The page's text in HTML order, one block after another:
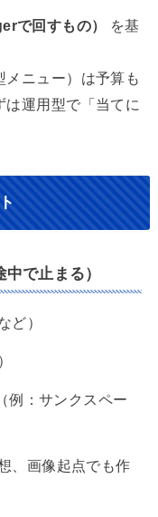
で回すもの）
を基
メニュー）は予算も
運用型で「当てに
で止まる）
ど）
例：サンクスペー
、画像起点でも作